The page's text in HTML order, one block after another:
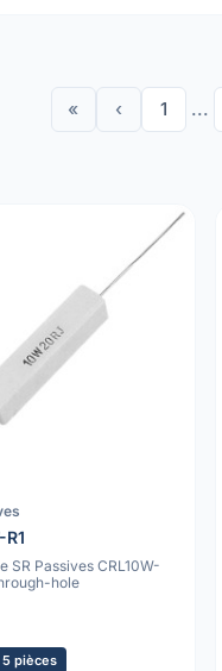
« ‹ 1 ...
R1
SR Passives CRL10W-
hole
pièces